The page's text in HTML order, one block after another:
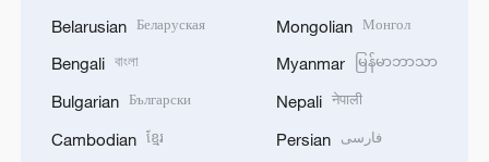
Belarusian Беларуская
Bengali বাংলা
Bulgarian Български
Cambodian ខ្មែរ
Mongolian Монгол
Myanmar မြန်မာဘာသာ
Nepali नेपाली
Persian فارسی